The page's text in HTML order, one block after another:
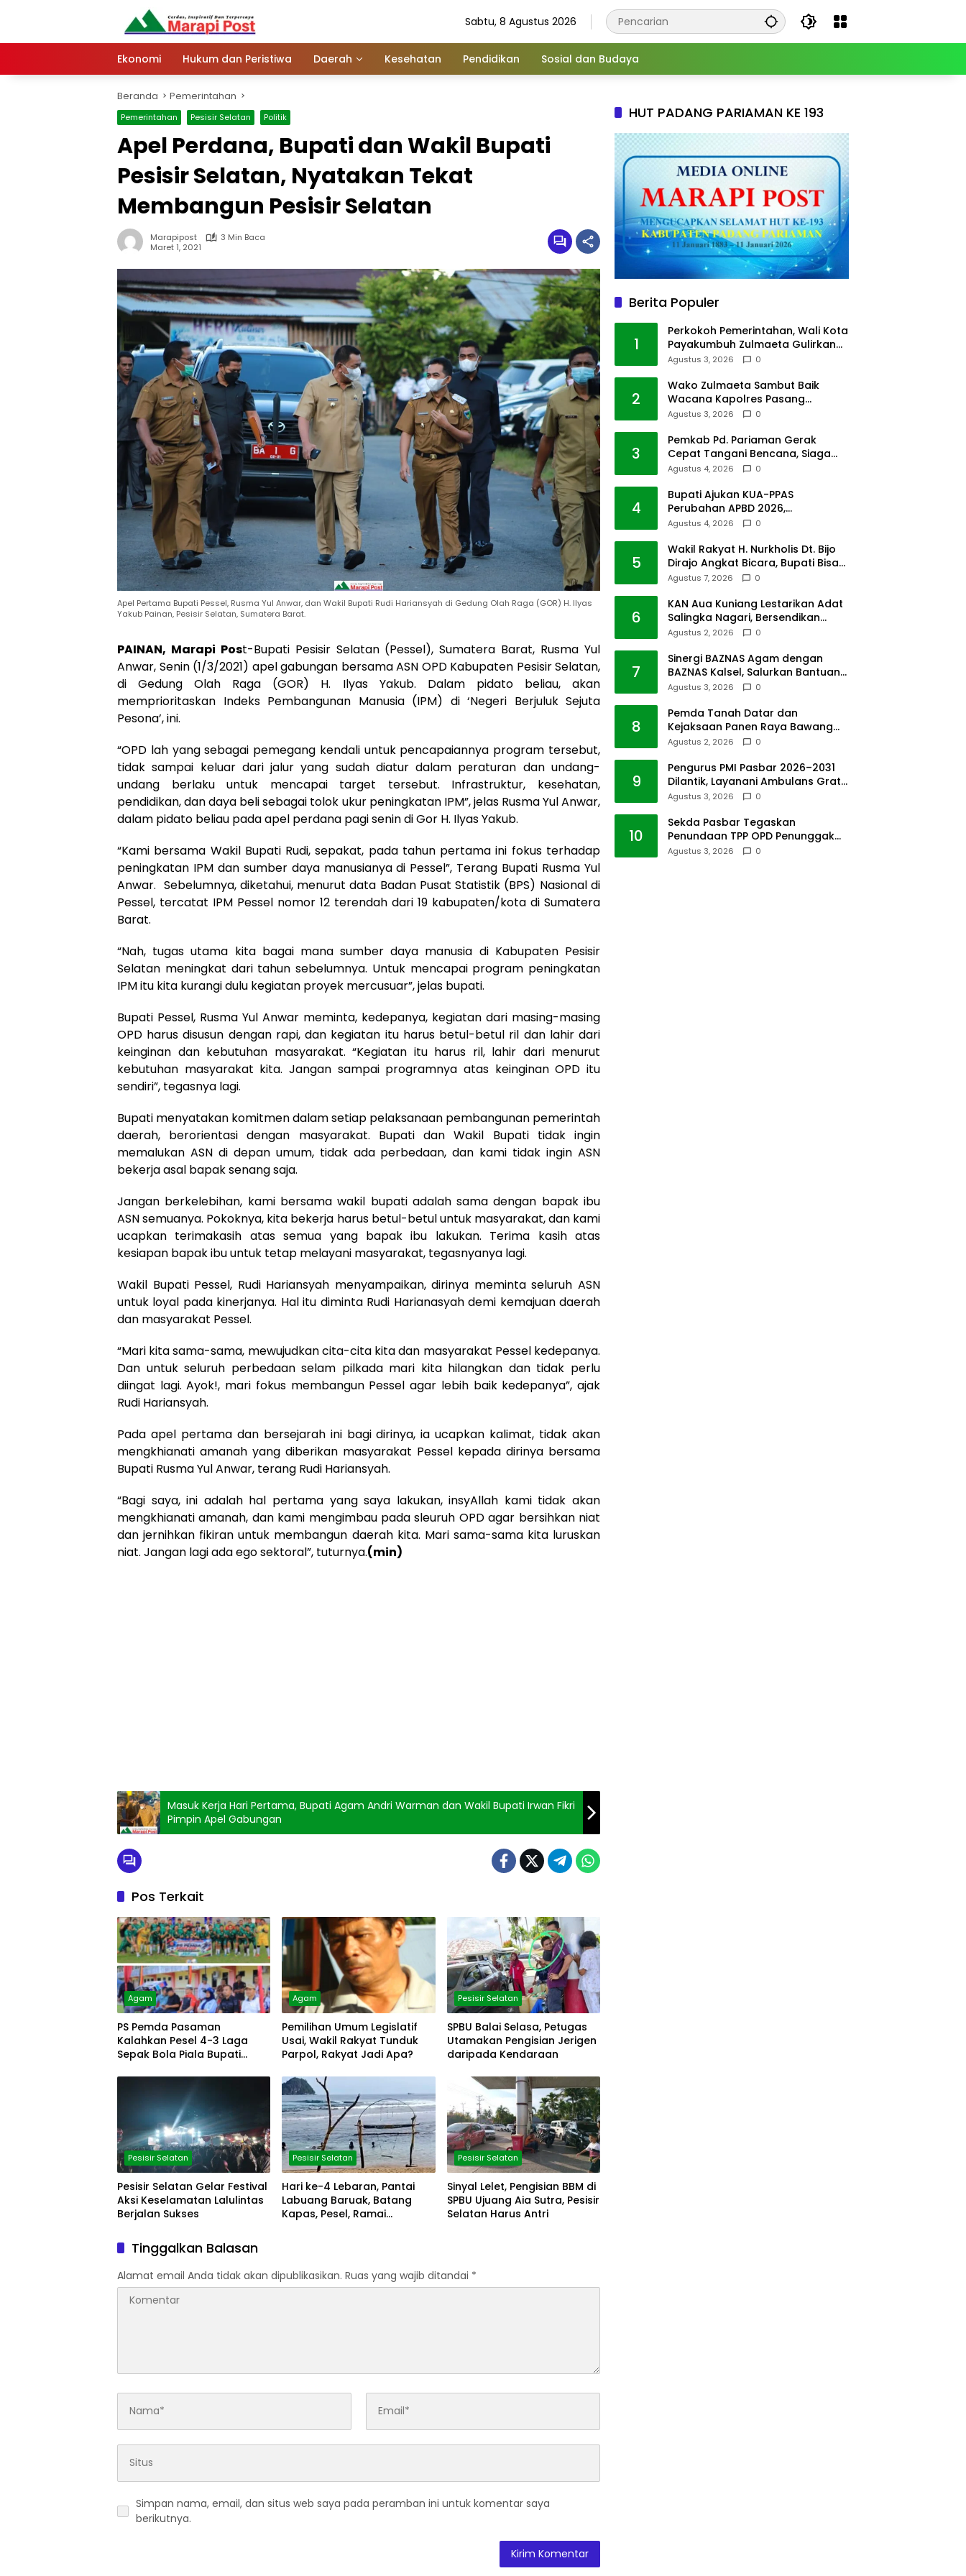
Sabtu, 8 Agustus 2026
Ekonomi Hukum dan Peristiwa Daerah Kesehatan Pendidikan Sosial dan Budaya
Beranda Pemerintahan
Pemerintahan Pesisir Selatan Politik
Apel Perdana, Bupati dan Wakil Bupati
Pesisir Selatan, Nyatakan Tekat
Membangun Pesisir Selatan
Marapipost
3 Min Baca
Maret 1, 2021
Apel Pertama Bupati Pessel, Rusma Yul Anwar, dan Wakil Bupati Rudi Hariansyah di Gedung Olah Raga (GOR) H. Ilyas
Yakub Painan, Pesisir Selatan, Sumatera Barat.
PAINAN, Marapi Post-Bupati Pesisir Selatan (Pessel), Sumatera Barat, Rusma Yul
Anwar, Senin (1/3/2021) apel gabungan bersama ASN OPD Kabupaten Pesisir Selatan,
di Gedung Olah Raga (GOR) H. Ilyas Yakub. Dalam pidato beliau, akan
memprioritaskan Indeks Pembangunan Manusia (IPM) di ‘Negeri Berjuluk Sejuta
Pesona’, ini.
“OPD lah yang sebagai pemegang kendali untuk pencapaiannya program tersebut,
tidak sampai keluar dari jalur yang sudah diatur dalam peraturan dan undang-
undang berlaku untuk mencapai target tersebut. Infrastruktur, kesehatan,
pendidikan, dan daya beli sebagai tolok ukur peningkatan IPM”, jelas Rusma Yul Anwar,
dalam pidato beliau pada apel perdana pagi senin di Gor H. Ilyas Yakub.
“Kami bersama Wakil Bupati Rudi, sepakat, pada tahun pertama ini fokus terhadap
peningkatan IPM dan sumber daya manusianya di Pessel”, Terang Bupati Rusma Yul
Anwar. Sebelumnya, diketahui, menurut data Badan Pusat Statistik (BPS) Nasional di
Pessel, tercatat IPM Pessel nomor 12 terendah dari 19 kabupaten/kota di Sumatera
Barat.
“Nah, tugas utama kita bagai mana sumber daya manusia di Kabupaten Pesisir
Selatan meningkat dari tahun sebelumnya. Untuk mencapai program peningkatan
IPM itu kita kurangi dulu kegiatan proyek mercusuar”, jelas bupati.
Bupati Pessel, Rusma Yul Anwar meminta, kedepanya, kegiatan dari masing-masing
OPD harus disusun dengan rapi, dan kegiatan itu harus betul-betul ril dan lahir dari
keinginan dan kebutuhan masyarakat. “Kegiatan itu harus ril, lahir dari menurut
kebutuhan masyarakat kita. Jangan sampai programnya atas keinginan OPD itu
sendiri”, tegasnya lagi.
Bupati menyatakan komitmen dalam setiap pelaksanaan pembangunan pemerintah
daerah, berorientasi dengan masyarakat. Bupati dan Wakil Bupati tidak ingin
memalukan ASN di depan umum, tidak ada perbedaan, dan kami tidak ingin ASN
bekerja asal bapak senang saja.
Jangan berkelebihan, kami bersama wakil bupati adalah sama dengan bapak ibu
ASN semuanya. Pokoknya, kita bekerja harus betul-betul untuk masyarakat, dan kami
ucapkan terimakasih atas semua yang bapak ibu lakukan. Terima kasih atas
kesiapan bapak ibu untuk tetap melayani masyarakat, tegasnyanya lagi.
Wakil Bupati Pessel, Rudi Hariansyah menyampaikan, dirinya meminta seluruh ASN
untuk loyal pada kinerjanya. Hal itu diminta Rudi Harianasyah demi kemajuan daerah
dan masyarakat Pessel.
“Mari kita sama-sama, mewujudkan cita-cita kita dan masyarakat Pessel kedepanya.
Dan untuk seluruh perbedaan selam pilkada mari kita hilangkan dan tidak perlu
diingat lagi. Ayok!, mari fokus membangun Pessel agar lebih baik kedepanya”, ajak
Rudi Hariansyah.
Pada apel pertama dan bersejarah ini bagi dirinya, ia ucapkan kalimat, tidak akan
mengkhianati amanah yang diberikan masyarakat Pessel kepada dirinya bersama
Bupati Rusma Yul Anwar, terang Rudi Hariansyah.
“Bagi saya, ini adalah hal pertama yang saya lakukan, insyAllah kami tidak akan
mengkhianati amanah, dan kami mengimbau pada sleuruh OPD agar bersihkan niat
dan jernihkan fikiran untuk membangun daerah kita. Mari sama-sama kita luruskan
niat. Jangan lagi ada ego sektoral”, tuturnya.(min)
Masuk Kerja Hari Pertama, Bupati Agam Andri Warman dan Wakil Bupati Irwan Fikri
Pimpin Apel Gabungan
Pos Terkait
Agam
PS Pemda Pasaman
Kalahkan Pesel 4-3 Laga
Sepak Bola Piala Bupati
Agam
Pemilihan Umum Legislatif
Usai, Wakil Rakyat Tunduk
Parpol, Rakyat Jadi Apa?
Pesisir Selatan
SPBU Balai Selasa, Petugas
Utamakan Pengisian Jerigen
daripada Kendaraan
Pesisir Selatan
Pesisir Selatan Gelar Festival
Aksi Keselamatan Lalulintas
Berjalan Sukses
Pesisir Selatan
Hari ke-4 Lebaran, Pantai
Labuang Baruak, Batang
Kapas, Pesel, Ramai
Pesisir Selatan
Sinyal Lelet, Pengisian BBM di
SPBU Ujuang Aia Sutra, Pesisir
Selatan Harus Antri
Tinggalkan Balasan
Alamat email Anda tidak akan dipublikasikan. Ruas yang wajib ditandai *
Simpan nama, email, dan situs web saya pada peramban ini untuk komentar saya
berikutnya.
HUT PADANG PARIAMAN KE 193
Berita Populer
1
Perkokoh Pemerintahan, Wali Kota
Payakumbuh Zulmaeta Gulirkan
Jabatan
Agustus 3, 2026 0
2
Wako Zulmaeta Sambut Baik
Wacana Kapolres Pasang
Kamera Pantau Lalin
Agustus 3, 2026 0
3
Pemkab Pd. Pariaman Gerak
Cepat Tangani Bencana, Siaga
Cuaca Ekstrem
Agustus 4, 2026 0
4
Bupati Ajukan KUA-PPAS
Perubahan APBD 2026,
Pendapatan Pasbar Naik 15
Agustus 4, 2026 0
5
Wakil Rakyat H. Nurkholis Dt. Bijo
Dirajo Angkat Bicara, Bupati Bisa
Digugat
Agustus 7, 2026 0
6
KAN Aua Kuniang Lestarikan Adat
Salingka Nagari, Bersendikan
Kitabullah
Agustus 2, 2026 0
7
Sinergi BAZNAS Agam dengan
BAZNAS Kalsel, Salurkan Bantuan
Bencana Alam
Agustus 3, 2026 0
8
Pemda Tanah Datar dan
Kejaksaan Panen Raya Bawang
Merah di Sawah Tangah
Agustus 2, 2026 0
9
Pengurus PMI Pasbar 2026–2031
Dilantik, Layanani Ambulans Gratis
ke Padang
Agustus 3, 2026 0
10
Sekda Pasbar Tegaskan
Penundaan TPP OPD Penunggak
Pajak Kendaraan Dinas
Agustus 3, 2026 0